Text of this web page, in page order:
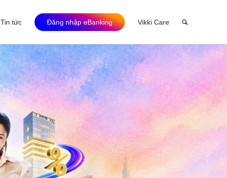
Tin tức Đăng nhập eBanking Vikki Care